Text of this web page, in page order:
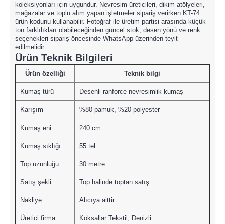
koleksiyonları için uygundur. Nevresim üreticileri, dikim atölyeleri,
mağazalar ve toplu alım yapan işletmeler sipariş verirken KT-74
ürün kodunu kullanabilir. Fotoğraf ile üretim partisi arasında küçük
ton farklılıkları olabileceğinden güncel stok, desen yönü ve renk
seçenekleri sipariş öncesinde WhatsApp üzerinden teyit
edilmelidir.
Ürün Teknik Bilgileri
Ürün özelliği Teknik bilgi
Kumaş türü Desenli ranforce nevresimlik kumaş
Karışım %80 pamuk, %20 polyester
Kumaş eni 240 cm
Kumaş sıklığı 55 tel
Top uzunluğu 30 metre
Satış şekli Top halinde toptan satış
Nakliye Alıcıya aittir
Üretici firma Köksallar Tekstil, Denizli